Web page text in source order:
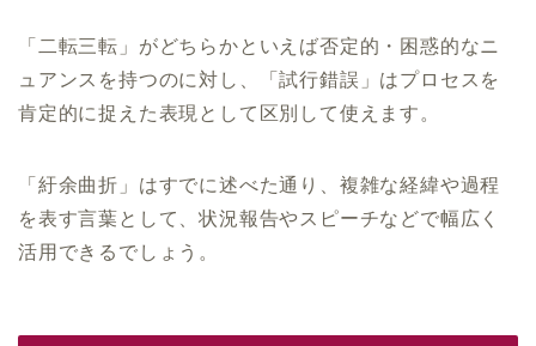
「二転三転」がどちらかといえば否定的・困惑的なニ
ュアンスを持つのに対し、「試行錯誤」はプロセスを
肯定的に捉えた表現として区別して使えます。
「紆余曲折」はすでに述べた通り、複雑な経緯や過程
を表す言葉として、状況報告やスピーチなどで幅広く
活用できるでしょう。